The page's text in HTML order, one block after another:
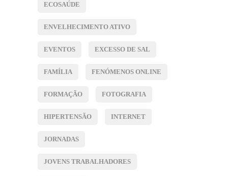
ECOSAÚDE
ENVELHECIMENTO ATIVO
EVENTOS EXCESSO DE SAL
FAMÍLIA FENÓMENOS ONLINE
FORMAÇÃO FOTOGRAFIA
HIPERTENSÃO INTERNET
JORNADAS
JOVENS TRABALHADORES